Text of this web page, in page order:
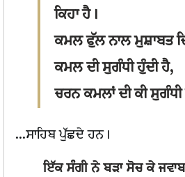
ਕਿਹਾ ਹੈ।
ਕਮਲ ਫੁੱਲ ਨਾਲ ਮੁਸ਼ਾਬਤ
ਕਮਲ ਦੀ ਸੁਗੰਧੀ ਹੁੰਦੀ ਹੈ,
ਚਰਨ ਕਮਲਾਂ ਦੀ ਕੀ ਸੁਗੰਧੀ
...ਸਾਹਿਬ ਪੁੱਛਦੇ ਹਨ।
ਇੱਕ ਸੰਗੀ ਨੇ ਬੜਾ ਸੋਚ ਕੇ ਜਵਾਬ